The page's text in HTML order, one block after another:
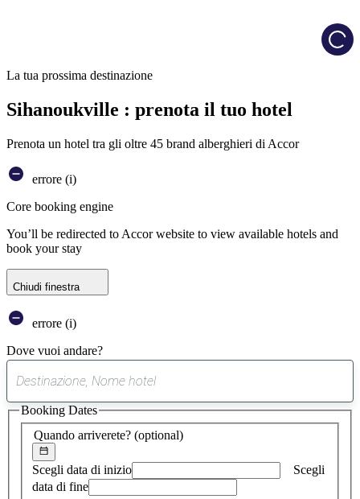
La tua prossima destinazione
Sihanoukville : prenota il tuo hotel
Prenota un hotel tra gli oltre 45 brand alberghieri di Accor
errore (i)
Core booking engine
You’ll be redirected to Accor website to view available hotels and
book your stay
Chiudi finestra
errore (i)
Dove vuoi andare?
suggerimento
trovato
Quando arriverete? (optional)
Scegli data di inizio
Scegli
data di fine
Booking Dates